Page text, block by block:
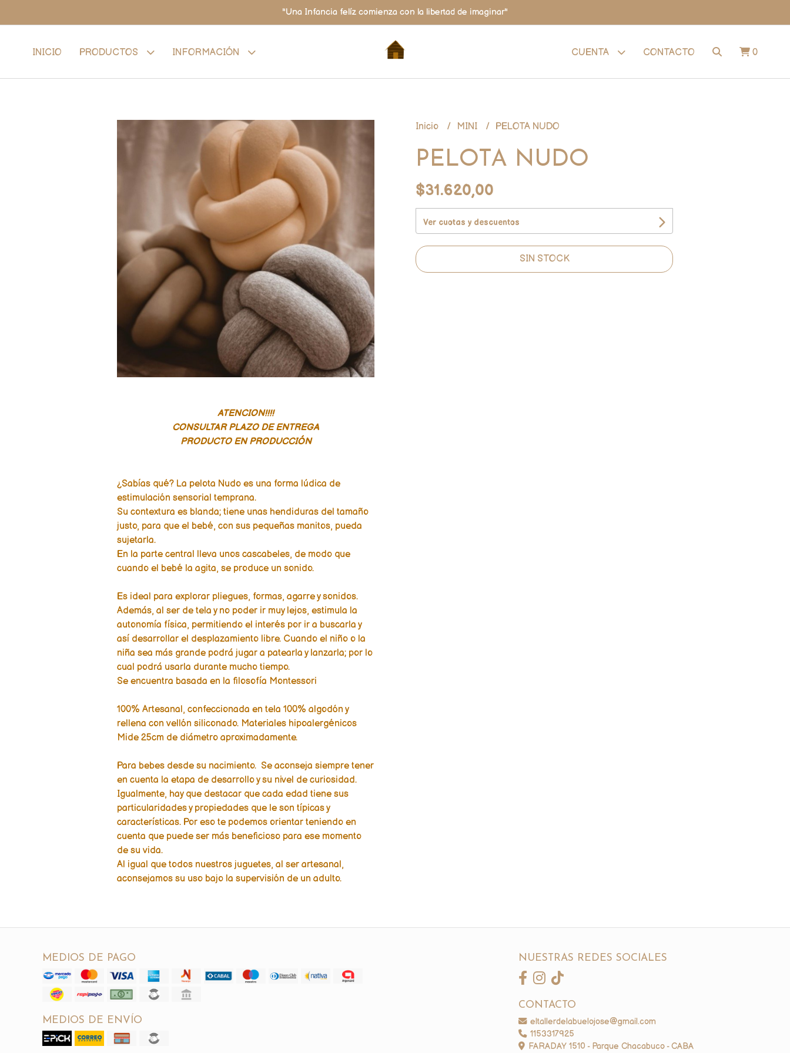
"Una Infancia felíz comienza con la libertad de imaginar"
INICIO PRODUCTOS INFORMACIÓN CUENTA CONTACTO 0
ATENCION!!!!
CONSULTAR PLAZO DE ENTREGA
PRODUCTO EN PRODUCCIÓN
¿Sabías qué? La pelota Nudo es una forma lúdica de
estimulación sensorial temprana.
Su contextura es blanda; tiene unas hendiduras del tamaño
justo, para que el bebé, con sus pequeñas manitos, pueda
sujetarla.
En la parte central lleva unos cascabeles, de modo que
cuando el bebé la agita, se produce un sonido.
Es ideal para explorar pliegues, formas, agarre y sonidos.
Además, al ser de tela y no poder ir muy lejos, estimula la
autonomía física, permitiendo el interés por ir a buscarla y
así desarrollar el desplazamiento libre. Cuando el niño o la
niña sea más grande podrá jugar a patearla y lanzarla; por lo
cual podrá usarla durante mucho tiempo.
Se encuentra basada en la filosofía Montessori
100% Artesanal, confeccionada en tela 100% algodón y
rellena con vellón siliconado. Materiales hipoalergénicos
Mide 25cm de diámetro aproximadamente.
Para bebes desde su nacimiento. Se aconseja siempre tener
en cuenta la etapa de desarrollo y su nivel de curiosidad.
Igualmente, hay que destacar que cada edad tiene sus
particularidades y propiedades que le son típicas y
características. Por eso te podemos orientar teniendo en
cuenta que puede ser más beneficioso para ese momento
de su vida.
Al igual que todos nuestros juguetes, al ser artesanal,
aconsejamos su uso bajo la supervisión de un adulto.
Inicio MINI PELOTA NUDO
PELOTA NUDO
$31.620,00
Ver cuotas y descuentos
SIN STOCK
MEDIOS DE PAGO
MEDIOS DE ENVÍO
NUESTRAS REDES SOCIALES
CONTACTO
eltallerdelabuelojose@gmail.com
1153317925
FARADAY 1510 - Parque Chacabuco - CABA